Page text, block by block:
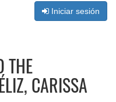
Iniciar sesión
THE
CARISSA